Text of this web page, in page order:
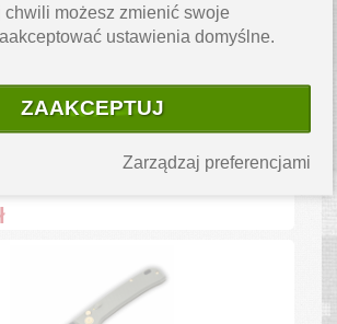
Böker Plus FRND Navy
Gray (1917206)
Produkt chwilowo niedostępny
chwili możesz zmienić swoje
ustawienia domyślne.
ZAAKCEPTUJ
Zarządzaj preferencjami